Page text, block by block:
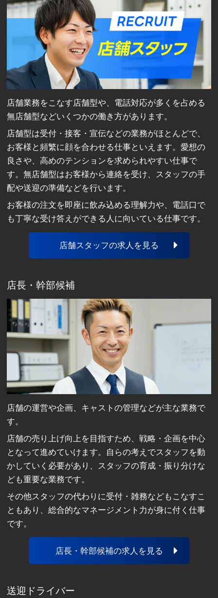
店舗業務をこなす店舗型や、電話対応が多くを占める
無店舗型などいくつかの働き方があります。
店舗型は受付・接客・宣伝などの業務がほとんどで、
お客様と頻繁に顔を合わせる仕事といえます。愛想の
良さや、高めのテンションを求められやすい仕事で
す。無店舗型はお客様から連絡を受け、スタッフの手
配や送迎の準備などを行います。
お客様の注文を即座に飲み込める理解力や、電話口で
も丁寧な受け答えができる人に向いている仕事です。
店舗スタッフの求人を見る
店長・幹部候補
店舗の運営や企画、キャストの管理などが主な業務で
す。
店舗の売り上げ向上を目指すため、戦略・企画を中心
となって進めていけます。自らの考えでスタッフを動
かしていく必要があり、スタッフの育成・振り分けな
ども重要な業務です。
その他スタッフの代わりに受付・雑務などもこなすこ
ともあり、総合的なマネージメント力が身に付く仕事
です。
店長・幹部候補の求人を見る
送迎ドライバー